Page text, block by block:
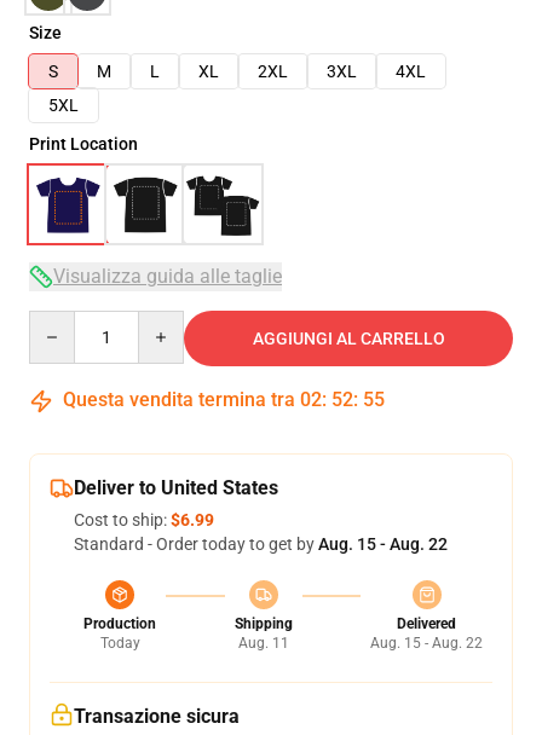
Size
S
M L XL 2XL 3XL
4XL
5XL
Print Location
Visualizza guida alle taglie
AGGIUNGI AL CARRELLO
Questa vendita termina tra 02: 52: 54
Deliver to United States
Cost to ship:$6.99
Standard - Order today to get byAug. 15 - Aug. 22
Production
Today
Shipping
Aug. 11
Delivered
Aug. 15 - Aug. 22
Transazione sicura